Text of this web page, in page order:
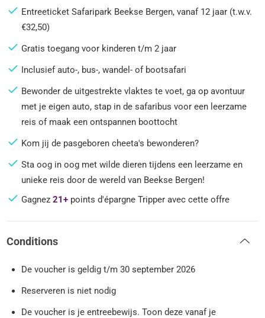
Entreeticket Safaripark Beekse Bergen, vanaf 12 jaar (t.w.v.
€32,50)
Gratis toegang voor kinderen t/m 2 jaar
Inclusief auto-, bus-, wandel- of bootsafari
Bewonder de uitgestrekte vlaktes te voet, ga op avontuur
met je eigen auto, stap in de safaribus voor een leerzame
reis of maak een ontspannen boottocht
Kom jij de pasgeboren cheeta's bewonderen?
Sta oog in oog met wilde dieren tijdens een leerzame en
unieke reis door de wereld van Beekse Bergen!
Gagnez21+ points d'épargne Tripper avec cette offre
Conditions
De voucher is geldig t/m 30 september 2026
Reserveren is niet nodig
De voucher is je entreebewijs. Toon deze vanaf je